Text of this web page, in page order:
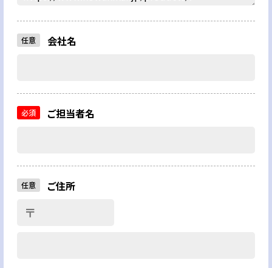
会社名
任意
ご担当者名
必須
ご住所
任意
〒